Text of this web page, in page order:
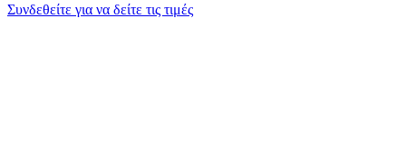
Συνδεθείτε για να δείτε τις τιμές